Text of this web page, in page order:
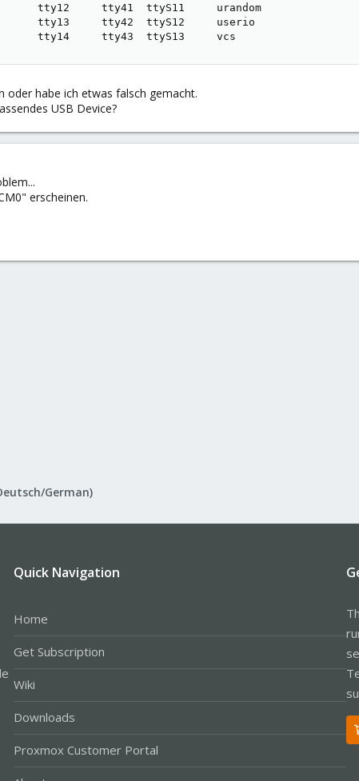
tty12     tty41  ttyS11     urandom
tty13     tty42  ttyS12     userio
tty14     tty43  ttyS13     vcs
oder habe ich etwas falsch gemacht.
USB Device?
erscheinen.
German)
Quick Navigation
Home
Get Subscription
Wiki
Downloads
Proxmox Customer Portal